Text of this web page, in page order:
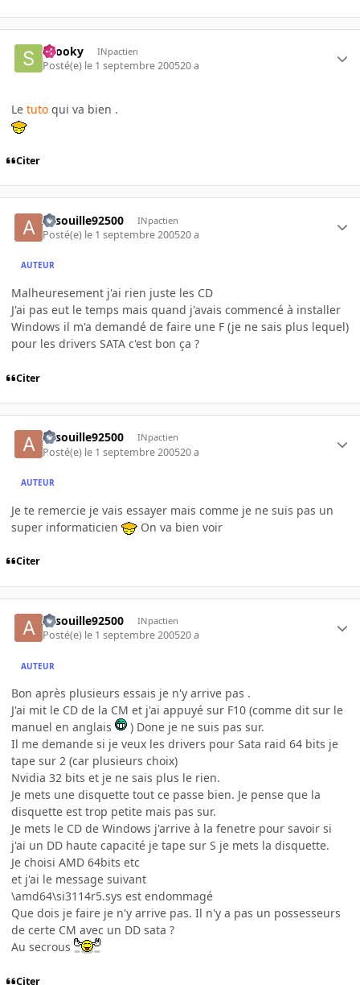
snooky INpactien
Posté(e) le 1 septembre 200520 a
Le tuto qui va bien .
Citer
Arsouille92500 INpactien
Posté(e) le 1 septembre 200520 a
AUTEUR
Malheuresement j'ai rien juste les CD
J'ai pas eut le temps mais quand j'avais commencé à installer
Windows il m'a demandé de faire une F (je ne sais plus lequel)
pour les drivers SATA c'est bon ça ?
Citer
Arsouille92500 INpactien
Posté(e) le 1 septembre 200520 a
AUTEUR
Je te remercie je vais essayer mais comme je ne suis pas un
super informaticien
On va bien voir
Citer
Arsouille92500 INpactien
Posté(e) le 1 septembre 200520 a
AUTEUR
Bon après plusieurs essais je n'y arrive pas .
J'ai mit le CD de la CM et j'ai appuyé sur F10 (comme dit sur le
manuel en anglais
) Done je ne suis pas sur.
Il me demande si je veux les drivers pour Sata raid 64 bits je
tape sur 2 (car plusieurs choix)
Nvidia 32 bits et je ne sais plus le rien.
Je mets une disquette tout ce passe bien. Je pense que la
disquette est trop petite mais pas sur.
Je mets le CD de Windows j'arrive à la fenetre pour savoir si
j'ai un DD haute capacité je tape sur S je mets la disquette.
Je choisi AMD 64bits etc
et j'ai le message suivant
\amd64\si3114r5.sys est endommagé
Que dois je faire je n'y arrive pas. Il n'y a pas un possesseurs
de certe CM avec un DD sata ?
Au secrous
Citer